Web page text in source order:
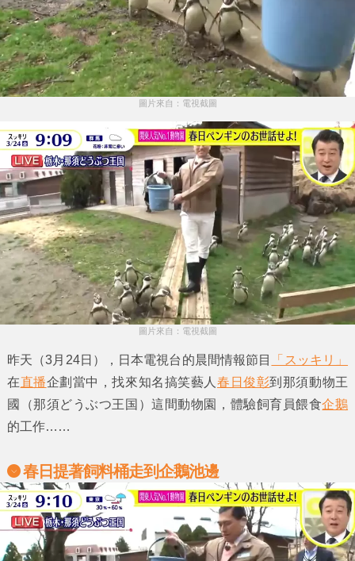
圖片來自：電視截圖
圖片來自：電視截圖
昨天（3月24日），日本電視台的晨間情報節目
「スッキリ」
在直播企劃當中，找來知名搞笑藝人 春日俊彰到 那須動物王
國
（那須どうぶつ王国）這間動物園，體驗飼育員餵食企鵝
的工作……
春日提著飼料桶走到企鵝池邊